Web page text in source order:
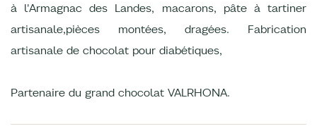
à l'Armagnac des Landes, macarons, pâte à tartiner
artisanale,pièces montées, dragées. Fabrication
artisanale de chocolat pour diabétiques,
Partenaire du grand chocolat VALRHONA.